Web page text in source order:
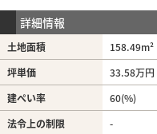
詳細情報
土地面積
坪単価
33.58万
建ぺい率
60(%)
法令上の制限
-